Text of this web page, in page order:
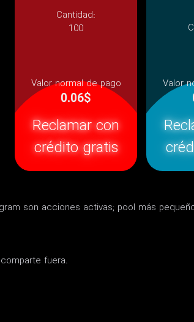
Cantidad:
100
Valor normal de pago
0.06$
Reclamar con
crédito gratis
Valor
son acciones activas; pool más
fuera.